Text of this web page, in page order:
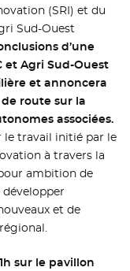
(SRI) et du
Sud-Ouest
d’une
et Agri Sud-Ouest
et annoncera
route sur la
associées.
le travail initié par le
à travers la
ambition de
développer
et de
sur le pavillon